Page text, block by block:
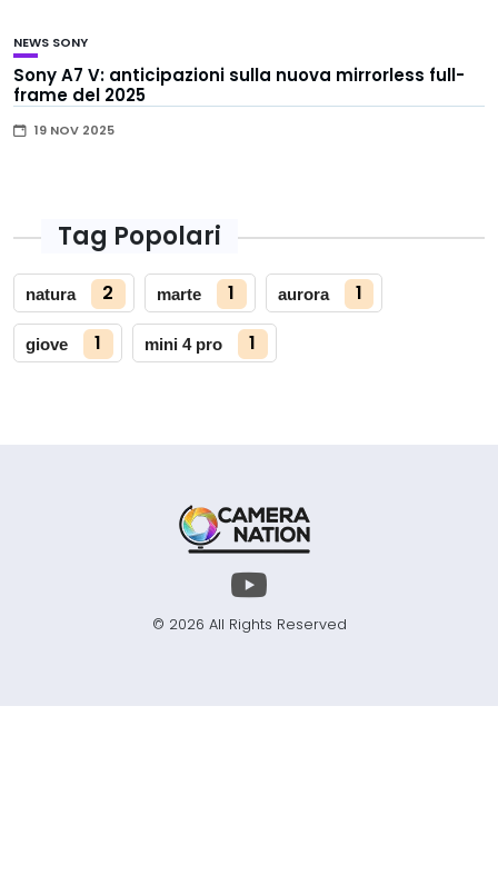
NEWS SONY
Sony A7 V: anticipazioni sulla nuova mirrorless full-
frame del 2025
19 NOV 2025
Tag Popolari
natura 2 marte 1 aurora 1
giove 1 mini 4 pro 1
© 2026 All Rights Reserved